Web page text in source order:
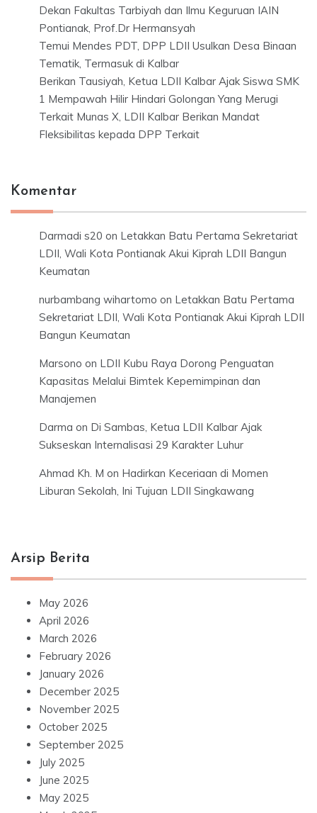
Dekan Fakultas Tarbiyah dan Ilmu Keguruan IAIN
Pontianak, Prof.Dr Hermansyah
Temui Mendes PDT, DPP LDII Usulkan Desa Binaan
Tematik, Termasuk di Kalbar
Berikan Tausiyah, Ketua LDII Kalbar Ajak Siswa SMK
1 Mempawah Hilir Hindari Golongan Yang Merugi
Terkait Munas X, LDII Kalbar Berikan Mandat
Fleksibilitas kepada DPP Terkait
Komentar
Darmadi s20 on Letakkan Batu Pertama Sekretariat
LDII, Wali Kota Pontianak Akui Kiprah LDII Bangun
Keumatan
nurbambang wihartomo on Letakkan Batu Pertama
Sekretariat LDII, Wali Kota Pontianak Akui Kiprah LDII
Bangun Keumatan
Marsono on LDII Kubu Raya Dorong Penguatan
Kapasitas Melalui Bimtek Kepemimpinan dan
Manajemen
Darma on Di Sambas, Ketua LDII Kalbar Ajak
Sukseskan Internalisasi 29 Karakter Luhur
Ahmad Kh. M on Hadirkan Keceriaan di Momen
Liburan Sekolah, Ini Tujuan LDII Singkawang
Arsip Berita
May 2026
April 2026
March 2026
February 2026
January 2026
December 2025
November 2025
October 2025
September 2025
July 2025
June 2025
May 2025